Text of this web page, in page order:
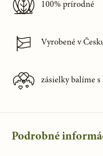
100% prírodné
Vyrobené v
zásielky balíme
Podrobné